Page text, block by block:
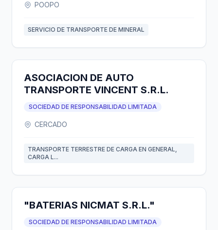
POOPO
SERVICIO DE TRANSPORTE DE MINERAL
ASOCIACION DE AUTO
TRANSPORTE VINCENT S.R.L.
SOCIEDAD DE RESPONSABILIDAD LIMITADA
CERCADO
TRANSPORTE TERRESTRE DE CARGA EN GENERAL,
CARGA L...
"BATERIAS NICMAT S.R.L."
SOCIEDAD DE RESPONSABILIDAD LIMITADA